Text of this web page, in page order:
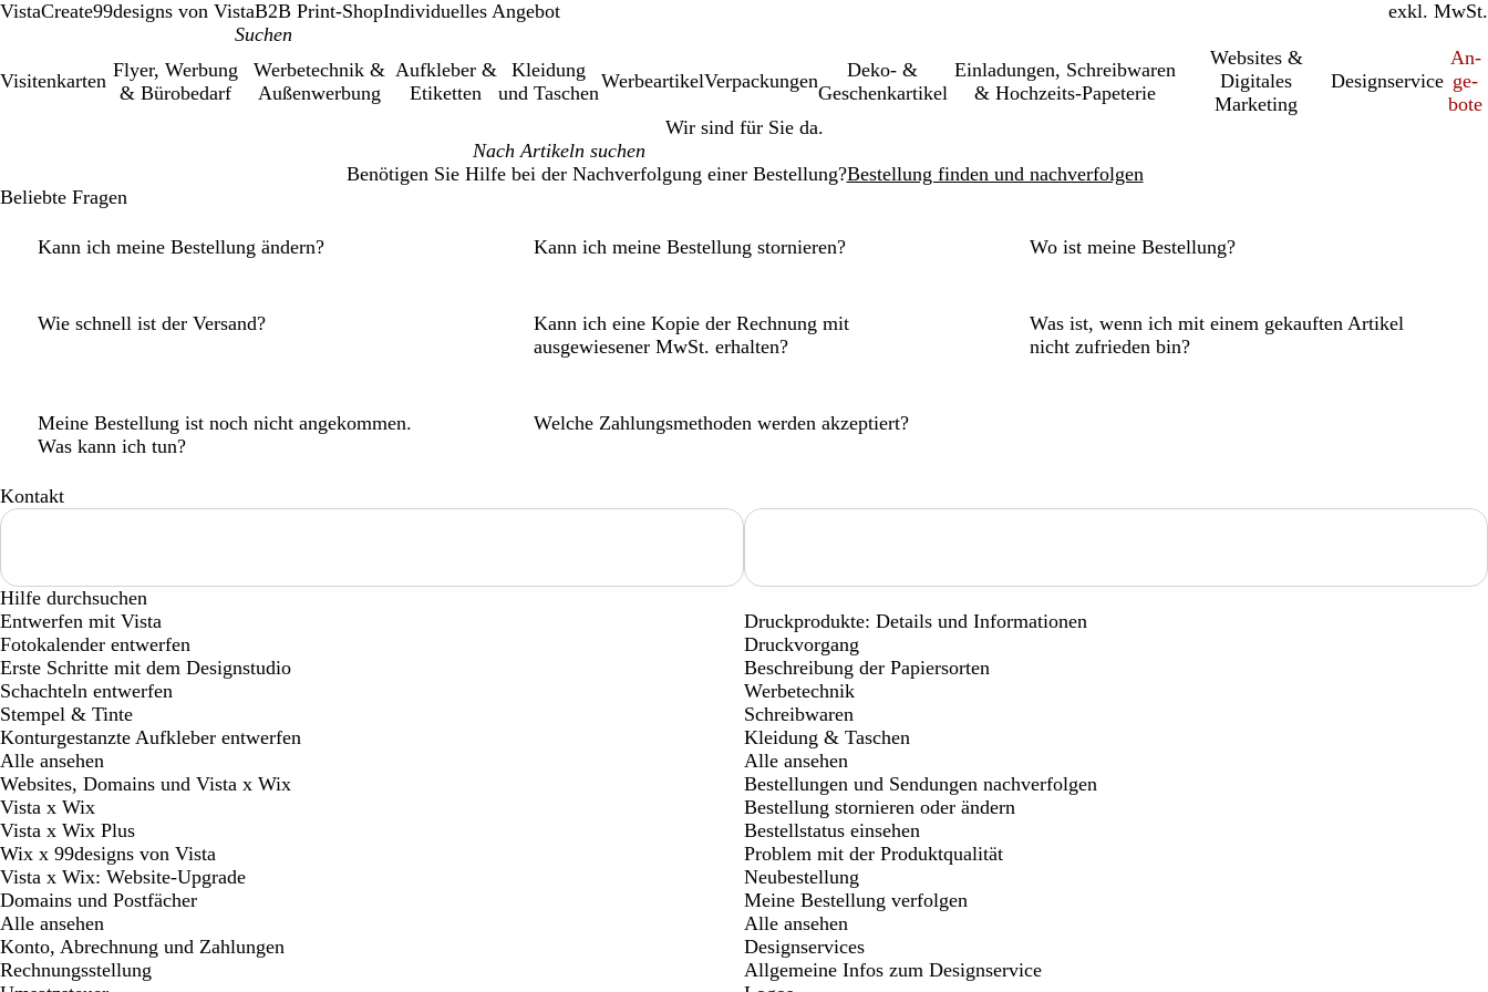
VistaCreate99designs von VistaB2B Print-ShopIndividuelles Angebot inkl. MwSt.
exkl. MwSt.
Visitenkarten
Flyer, Werbung
& Bürobedarf
Werbetechnik &
Außenwerbung
Aufkleber &
Etiketten
Kleidung
und Taschen
WerbeartikelVerpackungen
Deko- &
Geschenkartikel
Einl­a­dung­en, Schreib­wa­ren
& Hochzeits-Papeterie
Websites &
Digitales
Marketing
Designservice
An­­
ge­­
bo­­te
Wir sind für Sie da.
Benötigen Sie Hilfe bei der Nachverfolgung einer Bestellung?Bestellung finden und nachverfolgen
Beliebte Fragen
Kann ich meine Bestellung ändern? Kann ich meine Bestellung stornieren? Wo ist meine Bestellung?
Wie schnell ist der Versand?
Kann ich eine Kopie der Rechnung mit
ausgewiesener MwSt. erhalten?
Was ist, wenn ich mit einem gekauften Artikel
nicht zufrieden bin?
Meine Bestellung ist noch nicht angekommen.
Was kann ich tun?
Welche Zahlungsmethoden werden akzeptiert?
Kontakt
Hilfe durchsuchen
Entwerfen mit Vista
Fotokalender entwerfen
Erste Schritte mit dem Designstudio
Schachteln entwerfen
Stempel & Tinte
Konturgestanzte Aufkleber entwerfen
Alle ansehen
Druckprodukte: Details und Informationen
Druckvorgang
Beschreibung der Papiersorten
Werbetechnik
Schreibwaren
Klei­dung & Ta­schen
Alle ansehen
Websites, Domains und Vista x Wix
Vista x Wix
Vista x Wix Plus
Wix x 99designs von Vista
Vista x Wix: Website-Upgrade
Domains und Postfächer
Alle ansehen
Bestellungen und Sendungen nachverfolgen
Bestellung stornieren oder ändern
Bestellstatus einsehen
Problem mit der Produktqualität
Neubestellung
Meine Bestellung verfolgen
Alle ansehen
Konto, Abrechnung und Zahlungen
Rechnungsstellung
Designservices
Allgemeine Infos zum Designservice